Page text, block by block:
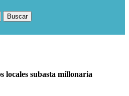
locales subasta millonaria